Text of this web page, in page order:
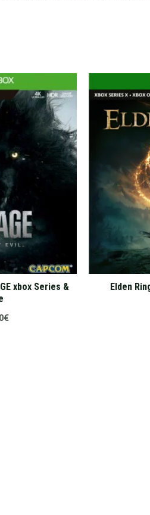
xbox Series &
€
Elden